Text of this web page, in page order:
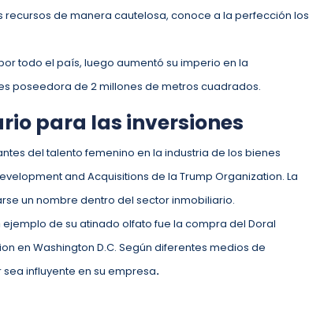
de manera cautelosa, conoce a la perfección los
todo el país, luego aumentó su imperio en la
poseedora de 2 millones de metros cuadrados.
para las inversiones
del talento femenino en la industria de los bienes
and Acquisitions de la Trump Organization. La
un nombre dentro del sector inmobiliario.
de su atinado olfato fue la compra del Doral
en Washington D.C. Según diferentes medios de
influyente en su empresa.